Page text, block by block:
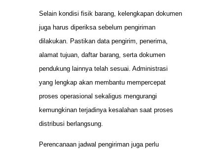
Selain kondisi fisik barang, kelengkapan dokumen
juga harus diperiksa sebelum pengiriman
dilakukan. Pastikan data pengirim, penerima,
alamat tujuan, daftar barang, serta dokumen
pendukung lainnya telah sesuai. Administrasi
yang lengkap akan membantu mempercepat
proses operasional sekaligus mengurangi
kemungkinan terjadinya kesalahan saat proses
distribusi berlangsung.
Perencanaan jadwal pengiriman juga perlu